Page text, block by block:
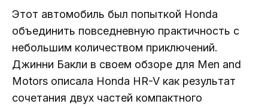
Этот автомобиль был попыткой Honda
объединить повседневную практичность с
небольшим количеством приключений.
Джинни Бакли в своем обзоре для Men and
Motors описала Honda HR-V как результат
сочетания двух частей компактного